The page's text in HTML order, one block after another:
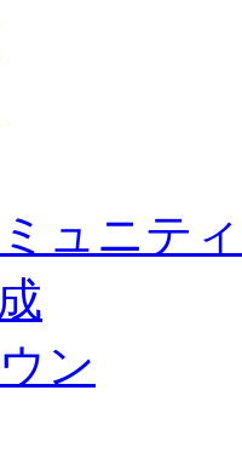
ィ
店舗）
）
ュニティ
ン